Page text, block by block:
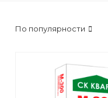
По популярности